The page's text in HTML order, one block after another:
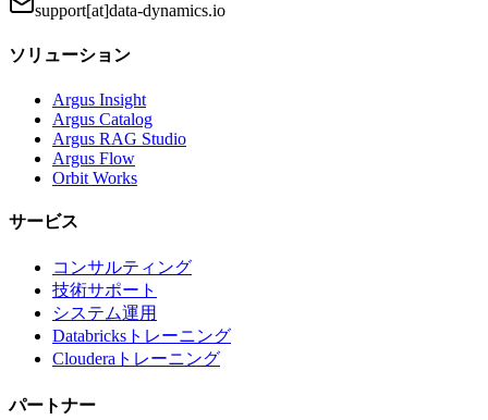
support[at]data-dynamics.io
ソリューション
Argus Insight
Argus Catalog
Argus RAG Studio
Argus Flow
Orbit Works
サービス
コンサルティング
技術サポート
システム運用
Databricksトレーニング
Clouderaトレーニング
パートナー